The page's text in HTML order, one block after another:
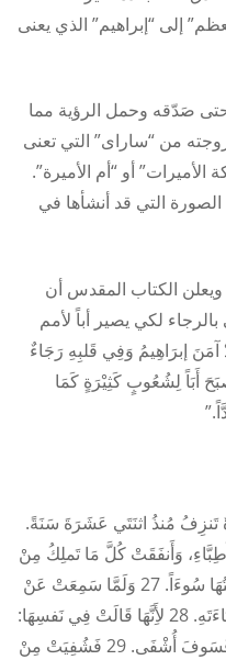
إلى “إبراهيم” الذي يعنى
حتى صَدّقه وحمل الرؤية مما
زوجته من “ساراى” التي تعنى
أو “أم الأميرة”.
التي قد أنشأها في
ويعلن الكتاب المقدس أن
لكي يصير أباً لأمم
لَقَدْ آمَنَ إبرَاهِيمُ وَفِي قَلبِهِ رَجَاءٌ
أَبَاً لِشُعُوبٍ كَثِيْرَةٍ كَمَا
تَنزِفُ مُنذُ اثنَتَي عَشَرَةَ سَنَةً.
وَأَنفَقَتْ كُلَّ مَا تَملِكُ مِنْ
نُقُودٍ. وَلَمْ يَنفَعْهَا أَحَدٌ، بَلِ ازدَادَتْ حَالَتُهَا سُوءَاً. 27 وَلَمَّا سَمِعَتْ عَنْ
يَسُوعَ، َجَاءَتْ مِنْ وَرَائِهِ، وَلَمَسَتْ عَبَاءَتَهِ. 28 لأَِنَّهَا قَالَتْ فِي نَفسِهَا:
إنِ اسْتَطَعْتُ أَنْ أَلمُسَ وَلَوْ عَبَاءَتَهُ، فَسَوفَ أُشْفَى. 29 فَشُفِيَتْ مِنْ